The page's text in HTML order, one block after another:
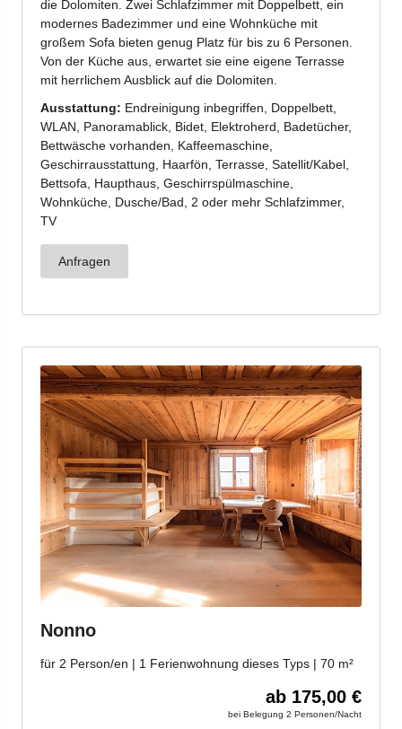
Jenesien-Newsletter
Jenesien auch in der Ferne immer ganz nah - mit
unserem Newsletter!
Melde dich jetzt an und hol dir die neuesten Infos zu
unserer sanften Ferienregion direkt nach Hause.
Wir freuen uns auf dich!
Jetzt anmelden!